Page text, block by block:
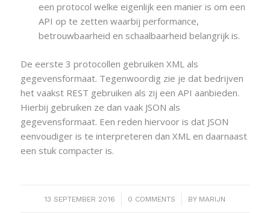
een protocol welke eigenlijk een manier is om een
API op te zetten waarbij performance,
betrouwbaarheid en schaalbaarheid belangrijk is.
De eerste 3 protocollen gebruiken XML als
gegevensformaat. Tegenwoordig zie je dat bedrijven
het vaakst REST gebruiken als zij een API aanbieden.
Hierbij gebruiken ze dan vaak JSON als
gegevensformaat. Een reden hiervoor is dat JSON
eenvoudiger is te interpreteren dan XML en daarnaast
een stuk compacter is.
13 SEPTEMBER 2016
/ 0 COMMENTS
/ BY MARIJN